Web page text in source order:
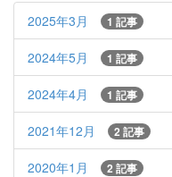
2025年3月 1 記事
2024年5月 1 記事
2024年4月 1 記事
2021年12月 2 記事
2020年1月 2 記事